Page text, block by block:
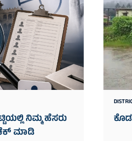
ನಿಮ್ಮ ಹೆಸರು
ಚೆಕ್‌ ಮಾಡಿ